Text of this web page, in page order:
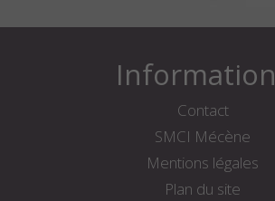
Contact
SMCI Mécène
Mentions légales
Plan du site